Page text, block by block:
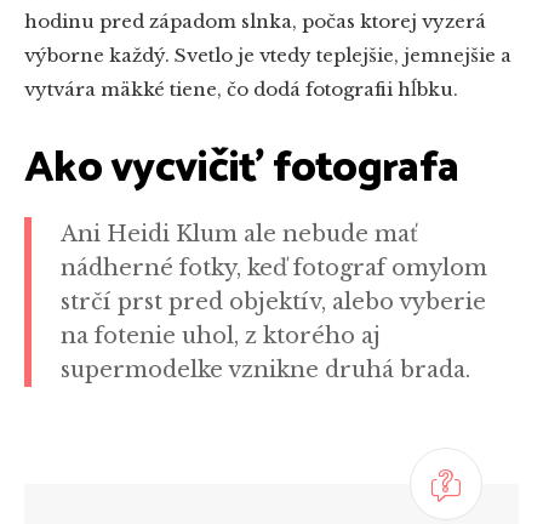
hodinu pred západom slnka, počas ktorej vyzerá
výborne každý. Svetlo je vtedy teplejšie, jemnejšie a
vytvára mäkké tiene, čo dodá fotografii hĺbku.
Ako vycvičiť fotografa
Ani Heidi Klum ale nebude mať
nádherné fotky, keď fotograf omylom
strčí prst pred objektív, alebo vyberie
na fotenie uhol, z ktorého aj
supermodelke vznikne druhá brada.